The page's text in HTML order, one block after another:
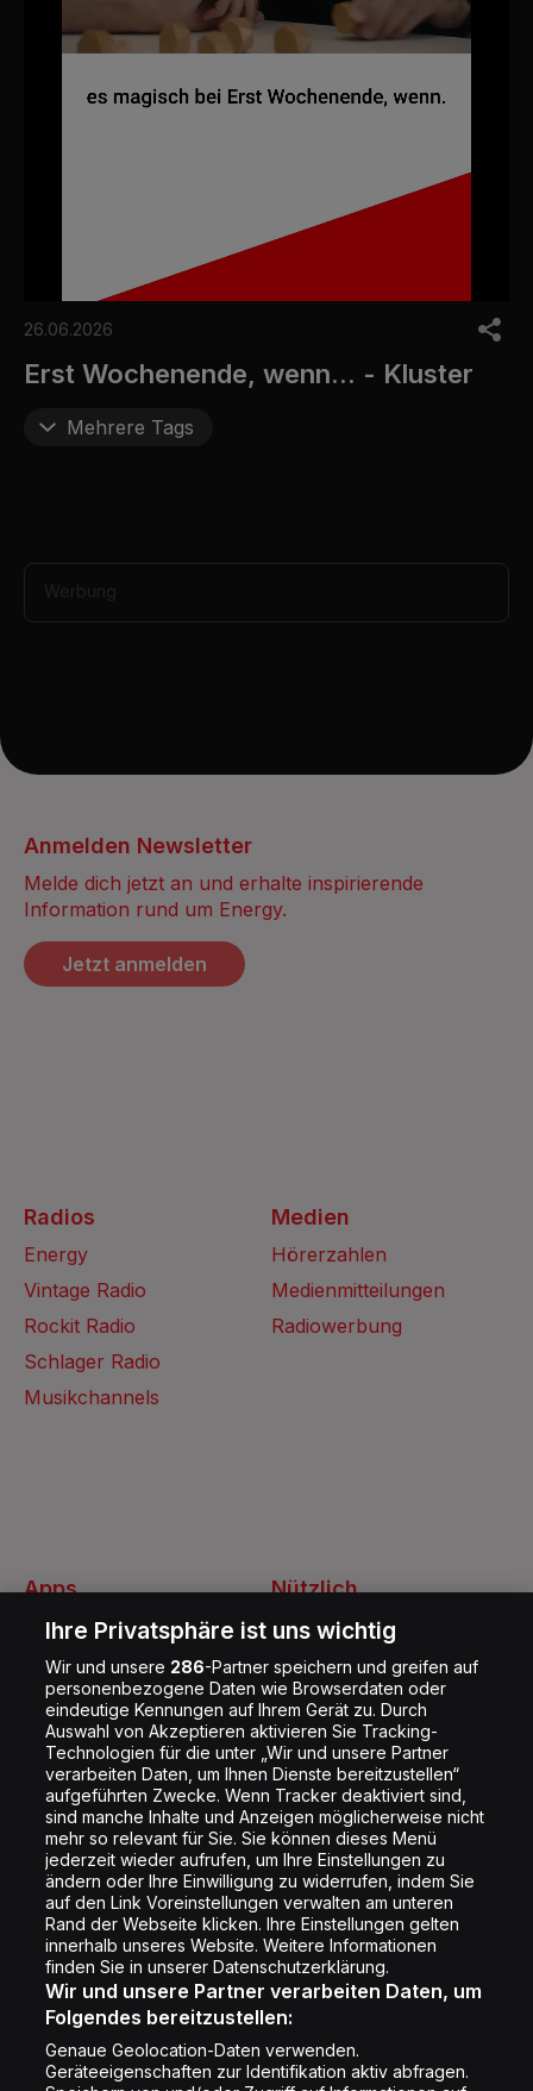
o
6
m
s
c
26.06.2026
Erst Wochenende, wenn... - Kluster
Mehrere Tags
Werbung
Anmelden Newsletter
Melde dich jetzt an und erhalte inspirierende
Information rund um Energy.
Jetzt anmelden
Folge uns
Radios
Energy
Vintage Radio
Rockit Radio
Schlager Radio
Musikchannels
Nützlich
Kontakt
Jobs
Shop
Impressum
Rechtliches
Datenschutz
Cookie Liste
Cookie Einstellung
Apps
Energy Radio App
Medien
Hörerzahlen
Medienmitteilungen
Radiowerbung
Ihre Privatsphäre ist uns wichtig
Wir und unsere 286-Partner speichern und greifen auf
personenbezogene Daten wie Browserdaten oder
eindeutige Kennungen auf Ihrem Gerät zu. Durch
Auswahl von Akzeptieren aktivieren Sie Tracking-
Technologien für die unter „Wir und unsere Partner
verarbeiten Daten, um Ihnen Dienste bereitzustellen“
aufgeführten Zwecke. Wenn Tracker deaktiviert sind,
sind manche Inhalte und Anzeigen möglicherweise nicht
mehr so relevant für Sie. Sie können dieses Menü
jederzeit wieder aufrufen, um Ihre Einstellungen zu
ändern oder Ihre Einwilligung zu widerrufen, indem Sie
auf den Link Voreinstellungen verwalten am unteren
Rand der Webseite klicken. Ihre Einstellungen gelten
innerhalb unseres Website. Weitere Informationen
finden Sie in unserer Datenschutzerklärung.
Wir und unsere Partner verarbeiten Daten, um
Folgendes bereitzustellen:
Genaue Geolocation-Daten verwenden.
Geräteeigenschaften zur Identifikation aktiv abfragen.